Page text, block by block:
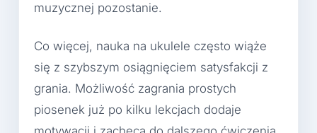
muzycznej pozostanie.
Co więcej, nauka na ukulele często wiąże
się z szybszym osiągnięciem satysfakcji z
grania. Możliwość zagrania prostych
piosenek już po kilku lekcjach dodaje